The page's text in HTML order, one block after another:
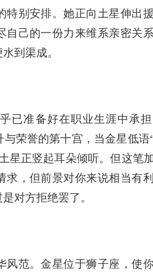
特别安排。她正向土星伸出
自己的一份力来维系亲密关
到渠成。
已准备好在职业生涯中承
荣誉的第十宫，当金星低语
星正竖起耳朵倾听。但这笔
求，但前景对你来说相当有
对方拒绝罢了。
风范。金星位于狮子座，使